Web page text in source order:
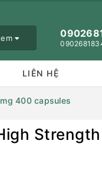
LIÊN HỆ
400 capsules